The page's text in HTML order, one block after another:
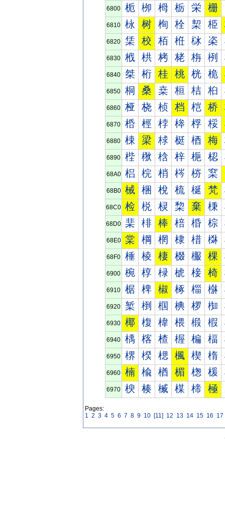
6800 栀 栁 栂 栃 栄 栅
6810 栐 树 栒 栓 栔 栕
6820 栠 校 栢 栣 栤 栥
6830 栰 栱 栲 栳 栴 栵
6840 桀 桁 桂 桃 桄 桅
6850 桐 桑 桒 桓 桔 桕
6860 桠 桡 桢 档 桤 桥
6870 桰 桱 桲 桳 桴 桵
6880 梀 梁 梂 梃 梄 梅
6890 梐 梑 梒 梓 梔 梕
68A0 梠 梡 梢 梣 梤 梥
68B0 械 梱 梲 梳 梴 梵
68C0 检 棁 棂 棃 棄 棅
68D0 棐 棑 棒 棓 棔 棕
68E0 棠 棡 棢 棣 棤 棥
68F0 棰 棱 棲 棳 棴 棵
6900 椀 椁 椂 椃 椄 椅
6910 椐 椑 椒 椓 椔 椕
6920 椠 椡 椢 椣 椤 椥
6930 椰 椱 椲 椳 椴 椵
6940 楀 楁 楂 楃 楄 楅
6950 楐 楑 楒 楓 楔 楕
6960 楠 楡 楢 楣 楤 楥
6970 楰 楱 楲 楳 楴 極
Pages:
1 2 3 4 5 6 7 8 9 10 [11] 12 13 14 15 16 17